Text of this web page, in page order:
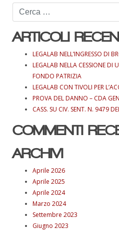
Ricerca
per:
ARTICOLI
LEGALAB NELL’INGRESSO DI
LEGALAB NELLA CESSIONE DI
FONDO PATRIZIA
LEGALAB CON TIVOLI PER
PROVA DEL DANNO – CDA
CASS. SU CIV. SENT. N. 9479
COMMENTI
ARCHIVI
Aprile 2026
Aprile 2025
Aprile 2024
Marzo 2024
Settembre 2023
Giugno 2023